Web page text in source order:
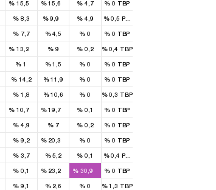
% 15,5 %15,6 %4,7 % 0 TBP
%8,3 %9,9 %4,9 %0,5РПТ
%7,7 %4,5 % 0 % 0 TBP
% 13,2 %9 %0,2 %0,4 TBP
% 1 %1,5 % 0 % 0 TBP
%14,2 %11,9 % 0 % 0 TBP
%1,8 %10,6 % 0 %0,3 TBP
% 10,7 %19,7
3
%0,1 % 0 TBP
%4,9 %7 %0,2 % 0 TBP
%9,2 %20,3 % 0 % 0 TBP
%3,7 %5,2 %0,1 %0,4РПТ
%0,1 %23,2 % 30,9 % 0 TBP
%9,1 %2,6 % 0 %1,3 TBP